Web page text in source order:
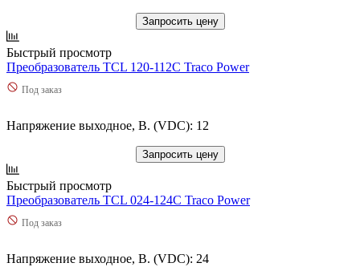
Запросить цену
Быстрый просмотр
Преобразователь TCL 120-112C Traco Power
Под заказ
Напряжение выходное, В. (VDC): 12
Запросить цену
Быстрый просмотр
Преобразователь TCL 024-124C Traco Power
Под заказ
Напряжение выходное, В. (VDC): 24